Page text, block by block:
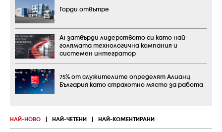
НАЙ-НОВО НАЙ-ЧЕТЕНИ НАЙ-КОМЕНТИРАНИ
Горди отвътре
А1 затвърди лидерството си като най-
голямата технологична компания и
системен интегратор
75% от служителите определят Алианц
България като страхотно място за работа